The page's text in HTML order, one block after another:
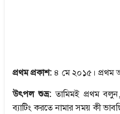
প্রথম প্রকাশ: ৪ মে ২০১৫। প্রথম
উৎপলশুভ্র: তামিমই প্রথম
ব্যাটিং করতে নামার সময় কী